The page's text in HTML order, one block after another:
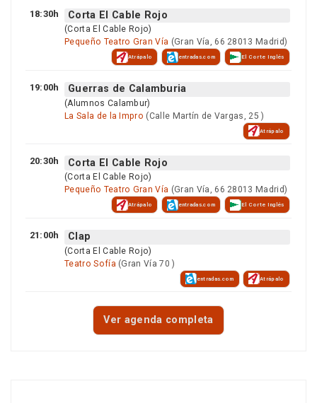
18:30h Corta El Cable Rojo
(Corta El Cable Rojo)
Pequeño Teatro Gran Vía (Gran Vía, 66 28013 Madrid)
Atrápalo entradas.com El Corte Inglés
19:00h Guerras de Calamburia
(Alumnos Calambur)
La Sala de la Impro (Calle Martín de Vargas, 25 )
Atrápalo
20:30h Corta El Cable Rojo
(Corta El Cable Rojo)
Pequeño Teatro Gran Vía (Gran Vía, 66 28013 Madrid)
Atrápalo entradas.com El Corte Inglés
21:00h Clap
(Corta El Cable Rojo)
Teatro Sofía (Gran Vía 70 )
entradas.com Atrápalo
Ver agenda completa